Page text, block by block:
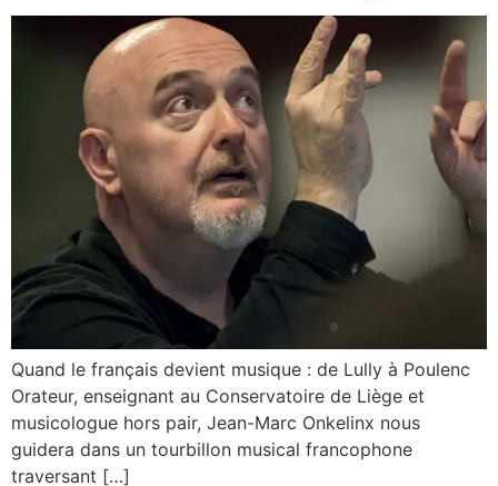
Quand le français devient musique : de Lully à Poulenc
Orateur, enseignant au Conservatoire de Liège et
musicologue hors pair, Jean-Marc Onkelinx nous
guidera dans un tourbillon musical francophone
traversant […]